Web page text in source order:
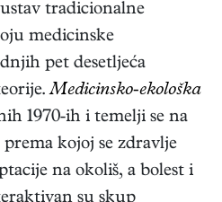
tradicionalne
medicinske
pet desetljeća
Medicinsko-ekološka
1970-ih i temelji se na
kojoj se zdravlje
na okoliš, a bolest i